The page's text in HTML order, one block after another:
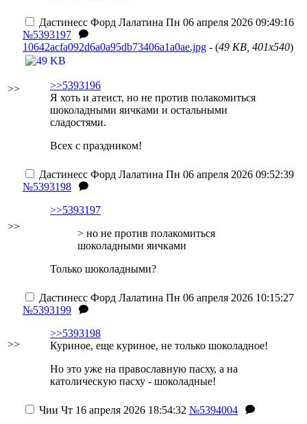
>>
Дастинесс Форд Лалатина Пн 06 апреля 2026 09:49:16
№5393197
10642acfa092d6a0a95db73406a1a0ae.jpg - (49 KB, 401x540)
>>5393196
Я хоть и атеист, но не против полакомиться
шоколадными яичками и остальными
сладостями.
Всех с праздником!
>>
Дастинесс Форд Лалатина Пн 06 апреля 2026 09:52:39
№5393198
>>5393197
> но не против полакомиться
шоколадными яичками
Только шоколадными?
>>
Дастинесс Форд Лалатина Пн 06 апреля 2026 10:15:27
№5393199
>>5393198
Куриное, еще куриное, не только шоколадное!
Но это уже на православную пасху, а на
католическую пасху - шоколадные!
Чии Чт 16 апреля 2026 18:54:32 №5394004